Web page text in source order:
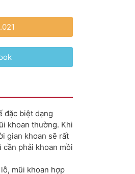
đặc biệt dạng
khoan thường. Khi
gian khoan sẽ rất
cần phải khoan mồi
mũi khoan hợp